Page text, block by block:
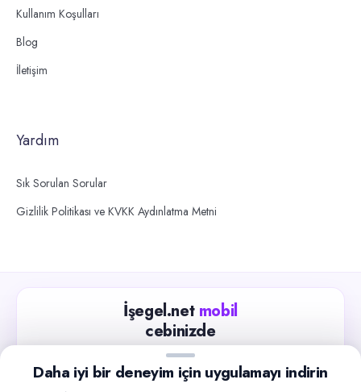
Kullanım Koşulları
Blog
İletişim
Yardım
Sık Sorulan Sorular
Gizlilik Politikası ve KVKK Aydınlatma Metni
İşegel.net mobil
cebinizde
Güncel iş ilanlarını takip edin, işverenlerle hızlıca
Daha iyi bir deneyim için uygulamayı indirin